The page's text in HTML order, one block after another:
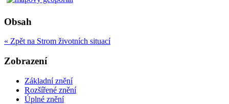
Obsah
« Zpět na Strom životních situací
Zobrazení
Základní znění
Rozšířené znění
Úplné znění